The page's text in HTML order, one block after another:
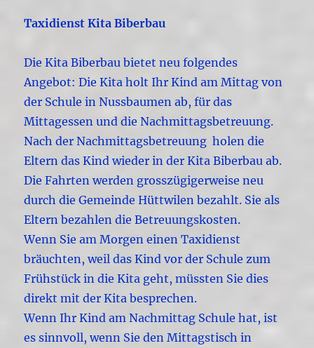
Taxidienst Kita Biberbau
Die Kita Biberbau bietet neu folgendes
Angebot: Die Kita holt Ihr Kind am Mittag von
der Schule in Nussbaumen ab, für das
Mittagessen und die Nachmittagsbetreuung.
Nach der Nachmittagsbetreuung holen die
Eltern das Kind wieder in der Kita Biberbau ab.
Die Fahrten werden grosszügigerweise neu
durch die Gemeinde Hüttwilen bezahlt. Sie als
Eltern bezahlen die Betreuungskosten.
Wenn Sie am Morgen einen Taxidienst
bräuchten, weil das Kind vor der Schule zum
Frühstück in die Kita geht, müssten Sie dies
direkt mit der Kita besprechen.
Wenn Ihr Kind am Nachmittag Schule hat, ist
es sinnvoll, wenn Sie den Mittagstisch in